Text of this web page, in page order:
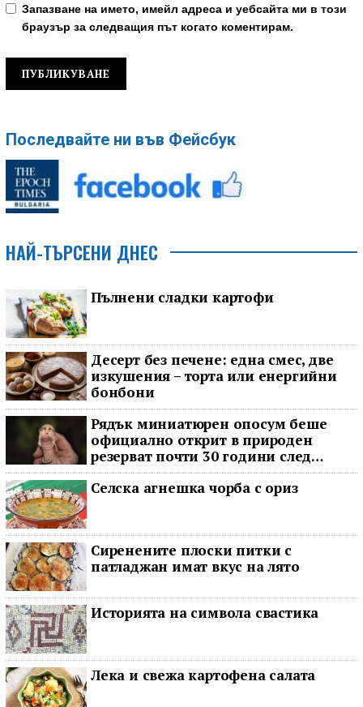
Запазване на името, имейл адреса и уебсайта ми в този
браузър за следващия път когато коментирам.
Последвайте ни във Фейсбук
НАЙ-ТЪРСЕНИ ДНЕС
Пълнени сладки картофи
Десерт без печене: една смес, две
изкушения – торта или енергийни
бонбони
Рядък миниатюрен опосум беше
официално открит в природен
резерват почти 30 години след
последното му наблюдение
Селска агнешка чорба с ориз
Сиренените плоски питки с
патладжан имат вкус на лято
Историята на символа свастика
Лека и свежа картофена салата